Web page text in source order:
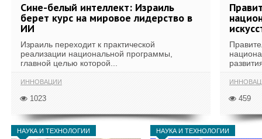
Сине-белый интеллект: Израиль
берет курс на мировое лидерство в
ИИ
Израиль переходит к практической
реализации национальной программы,
главной целью которой...
ИННОВАЦИИ
1023 459
НАУКА И ТЕХНОЛОГИИ НАУКА И ТЕХНОЛОГИИ